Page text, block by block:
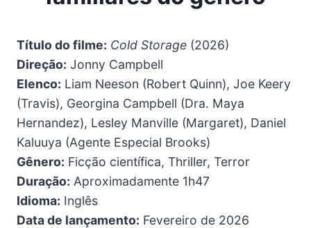
Título do filme: Cold Storage (2026)
Direção: Jonny Campbell
Elenco: Liam Neeson (Robert Quinn), Joe Keery
(Travis), Georgina Campbell (Dra. Maya
Hernandez), Lesley Manville (Margaret), Daniel
Kaluuya (Agente Especial Brooks)
Gênero: Ficção científica, Thriller, Terror
Duração: Aproximadamente 1h47
Idioma: Inglês
Data de lançamento: Fevereiro de 2026